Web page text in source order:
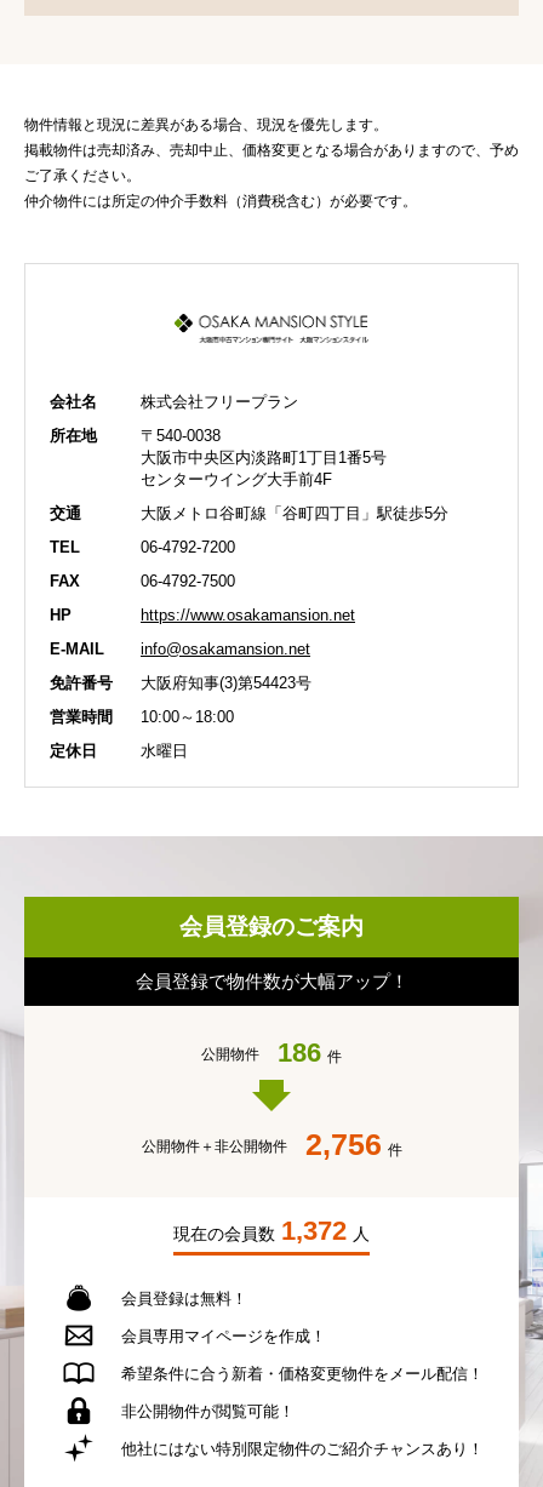
物件情報と現況に差異がある場合、現況を優先します。
掲載物件は売却済み、売却中止、価格変更となる場合がありますので、予め
ご了承ください。
仲介物件には所定の仲介手数料（消費税含む）が必要です。
会社名
株式会社フリープラン
所在地
〒540-0038
大阪市中央区内淡路町1丁目1番5号
センターウイング大手前4F
交通
大阪メトロ谷町線「谷町四丁目」駅徒歩5分
TEL
06-4792-7200
FAX
06-4792-7500
HP
https://www.osakamansion.net
E-MAIL
info@osakamansion.net
免許番号
大阪府知事(3)第54423号
営業時間
10:00～18:00
定休日
水曜日
会員登録のご案内
会員登録で物件数が大幅アップ！
公開物件 186 件
公開物件＋非公開物件 2,756 件
現在の会員数 1,372 人
会員登録は無料！
会員専用マイページを作成！
希望条件に合う 新着・価格変更物件を メール配信！
非公開物件が閲覧可能！
他社にはない特別限定物件のご紹介チャンスあり！